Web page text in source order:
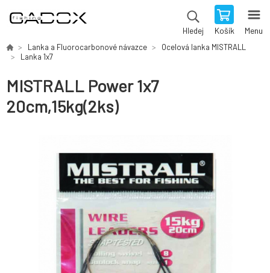
Hledej Košík Menu
Lanka a Fluorocarbonové návazce
Ocelová lanka MISTRALL
Lanka 1x7
MISTRALL Power 1x7
20cm,15kg(2ks)